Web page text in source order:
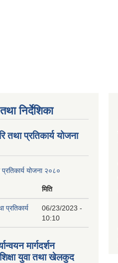
निर्देशिका
तथा प्रतिकार्य योजना
प्रतिकार्य योजना २०८०
मिति
प्रतिकार्य
06/23/2023 -
10:10
मार्गदर्शन
युवा तथा खेलकुद